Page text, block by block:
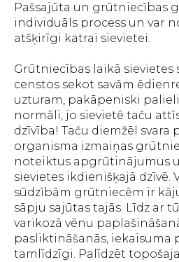
Pašsajūta un grūtniecības
individuāls process un var
atšķirīgi katrai sievietei.
Grūtniecības laikā sievietes
censtos sekot savām
uzturam, pakāpeniski
normāli, jo sievietē taču
dzīvība! Taču diemžēl svara
organisma izmaiņas
noteiktus apgrūtinājumus
sievietes ikdienišķajā dzīvē.
sūdzībām grūtniecēm ir
sāpju sajūtas tajās. Līdz ar
varikozā vēnu
pasliktināšanās, iekaisuma
tamlīdzīgi. Palīdzēt